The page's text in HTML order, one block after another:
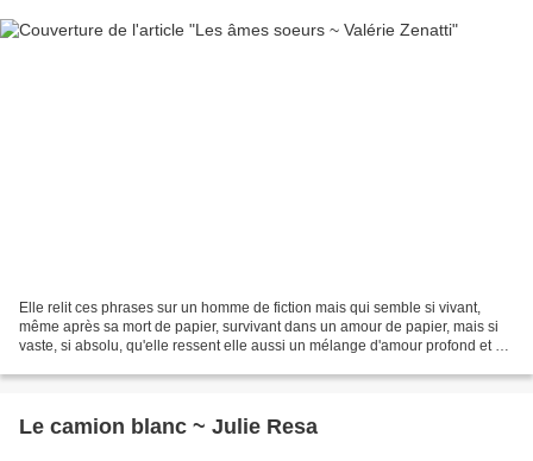
Elle relit ces phrases sur un homme de fiction mais qui semble si vivant,
même après sa mort de papier, survivant dans un amour de papier, mais si
vaste, si absolu, qu'elle ressent elle aussi un mélange d'amour profond et de
Le camion blanc ~ Julie Resa